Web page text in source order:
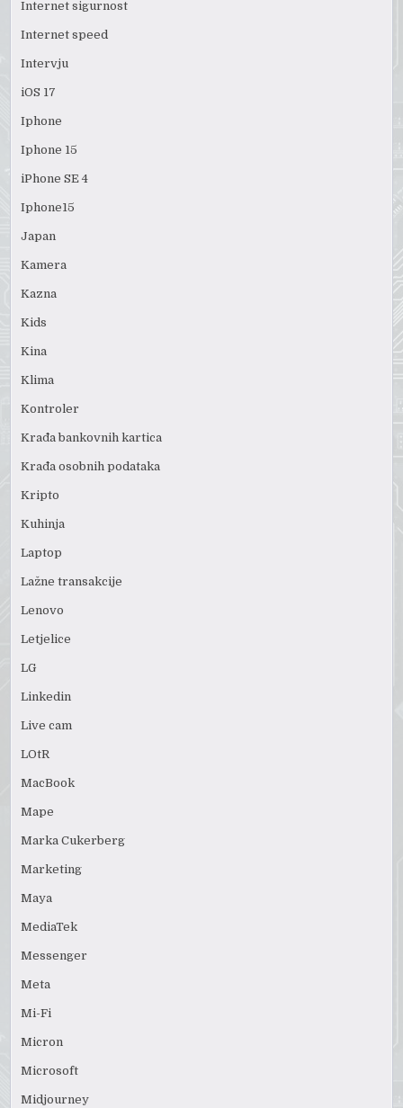
Internet sigurnost
Internet speed
Intervju
iOS 17
Iphone
Iphone 15
iPhone SE 4
Iphone15
Japan
Kamera
Kazna
Kids
Kina
Klima
Kontroler
Krađa bankovnih kartica
Krađa osobnih podataka
Kripto
Kuhinja
Laptop
Lažne transakcije
Lenovo
Letjelice
LG
Linkedin
Live cam
LOtR
MacBook
Mape
Marka Cukerberg
Marketing
Maya
MediaTek
Messenger
Meta
Mi-Fi
Micron
Microsoft
Midjourney